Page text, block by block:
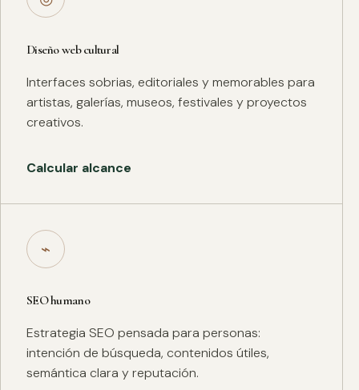
Diseño web cultural
Interfaces sobrias, editoriales y memorables para
artistas, galerías, museos, festivales y proyectos
creativos.
Calcular alcance
⌁
SEO humano
Estrategia SEO pensada para personas:
intención de búsqueda, contenidos útiles,
semántica clara y reputación.